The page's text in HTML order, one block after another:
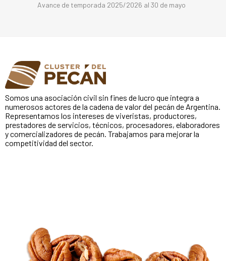
Avance de temporada 2025/2026 al 30 de mayo
Somos una asociación civil sin fines de lucro que integra a
numerosos actores de la cadena de valor del pecán de Argentina.
Representamos los intereses de viveristas, productores,
prestadores de servicios, técnicos, procesadores, elaboradores
y comercializadores de pecán. Trabajamos para mejorar la
competitividad del sector.